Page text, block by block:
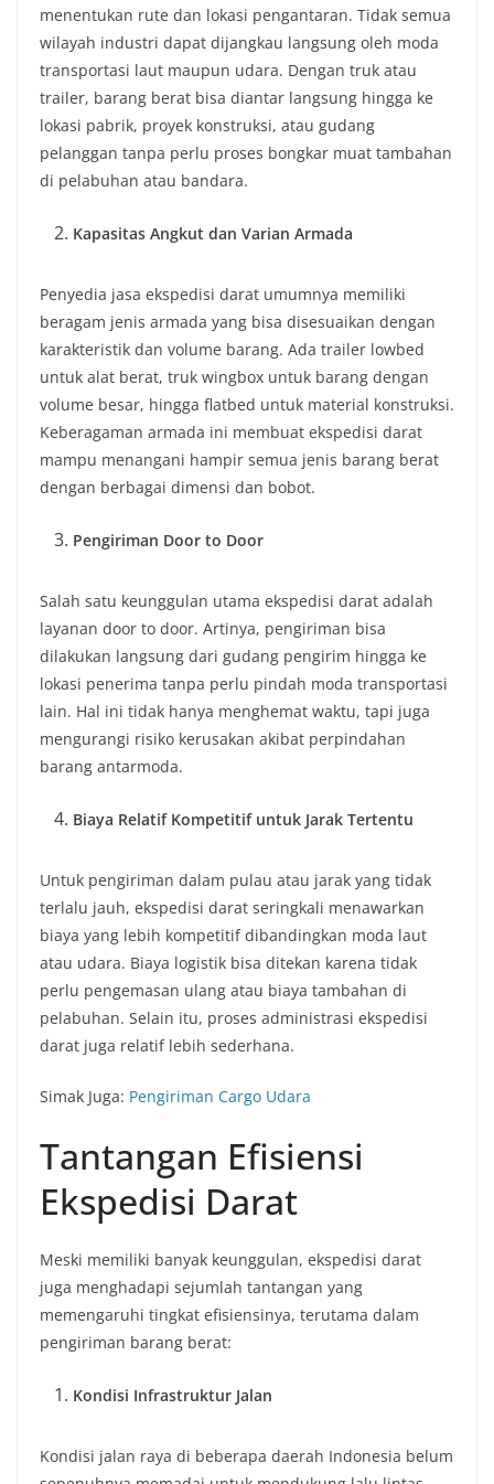
menentukan rute dan lokasi pengantaran. Tidak semua
wilayah industri dapat dijangkau langsung oleh moda
transportasi laut maupun udara. Dengan truk atau
trailer, barang berat bisa diantar langsung hingga ke
lokasi pabrik, proyek konstruksi, atau gudang
pelanggan tanpa perlu proses bongkar muat tambahan
di pelabuhan atau bandara.
Kapasitas Angkut dan Varian Armada
Penyedia jasa ekspedisi darat umumnya memiliki
beragam jenis armada yang bisa disesuaikan dengan
karakteristik dan volume barang. Ada trailer lowbed
untuk alat berat, truk wingbox untuk barang dengan
volume besar, hingga flatbed untuk material konstruksi.
Keberagaman armada ini membuat ekspedisi darat
mampu menangani hampir semua jenis barang berat
dengan berbagai dimensi dan bobot.
Pengiriman Door to Door
Salah satu keunggulan utama ekspedisi darat adalah
layanan door to door. Artinya, pengiriman bisa
dilakukan langsung dari gudang pengirim hingga ke
lokasi penerima tanpa perlu pindah moda transportasi
lain. Hal ini tidak hanya menghemat waktu, tapi juga
mengurangi risiko kerusakan akibat perpindahan
barang antarmoda.
Biaya Relatif Kompetitif untuk Jarak Tertentu
Untuk pengiriman dalam pulau atau jarak yang tidak
terlalu jauh, ekspedisi darat seringkali menawarkan
biaya yang lebih kompetitif dibandingkan moda laut
atau udara. Biaya logistik bisa ditekan karena tidak
perlu pengemasan ulang atau biaya tambahan di
pelabuhan. Selain itu, proses administrasi ekspedisi
darat juga relatif lebih sederhana.
Simak Juga: Pengiriman Cargo Udara
Tantangan Efisiensi
Ekspedisi Darat
Meski memiliki banyak keunggulan, ekspedisi darat
juga menghadapi sejumlah tantangan yang
memengaruhi tingkat efisiensinya, terutama dalam
pengiriman barang berat:
Kondisi Infrastruktur Jalan
Kondisi jalan raya di beberapa daerah Indonesia belum